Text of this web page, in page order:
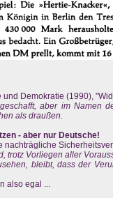
und Demokratie (1990),
aber im Namen
als draußen.
- aber nur Deutsche!
nachträgliche
trotz Vorliegen aller
bleibt, dass der
also egal ...